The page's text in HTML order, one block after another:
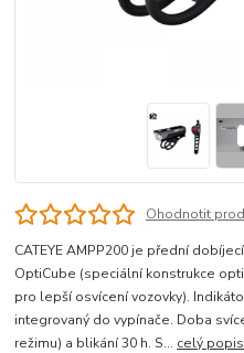
Ohodnotit
CATEYE AMPP200 je přední
OptiCube (speciální konstrukce
pro lepší osvícení vozovky).
integrovaný do vypínače. Doba
režimu) a blikání 30 h. S... celý popis